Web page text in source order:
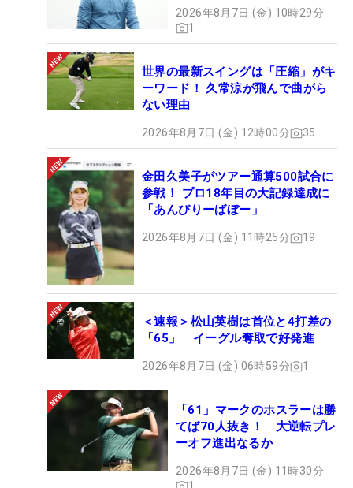
2026年8月7日 (金) 10時29分
1
世界の最新スイングは「圧縮」がキ
ーワード！ 久常涼が飛んで曲がら
ない理由
2026年8月7日 (金) 12時00分 35
金田久美子がツアー通算500試合に
参戦！ プロ18年目の大記録達成に
「あんびりーばぼー」
2026年8月7日 (金) 11時25分 19
＜速報＞松山英樹は首位と4打差の
「65」 イーグル奪取で好発進
2026年8月7日 (金) 06時59分 1
「61」マークのホスラーは勝
てば70人抜き！ 大逆転プレ
ーオフ進出なるか
2026年8月7日 (金) 11時30分